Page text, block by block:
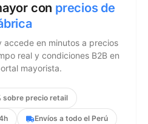
con precios de
accede en minutos a precios
real y condiciones B2B en
mayorista.
sobre precio retail
Envíos a todo el Perú